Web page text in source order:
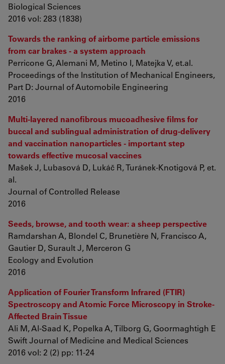
Biological Sciences
2016 vol: 283 (1838)
Towards the ranking of airborne particle emissions
from car brakes - a system approach
Perricone G, Alemani M, Metino I, Matejka V, et.al.
Proceedings of the Institution of Mechanical Engineers,
Part D: Journal of Automobile Engineering
2016
Multi-layered nanofibrous mucoadhesive films for
buccal and sublingual administration of drug-delivery
and vaccination nanoparticles - important step
towards effective mucosal vaccines
Mašek J, Lubasová D, Lukáč R, Turánek-Knotigová P, et.
al.
Journal of Controlled Release
2016
Seeds, browse, and tooth wear: a sheep perspective
Ramdarshan A, Blondel C, Brunetière N, Francisco A,
Gautier D, Surault J, Merceron G
Ecology and Evolution
2016
Application of Fourier Transform Infrared (FTIR)
Spectroscopy and Atomic Force Microscopy in Stroke-
Affected Brain Tissue
Ali M, Al-Saad K, Popelka A, Tilborg G, Goormaghtigh E
Swift Journal of Medicine and Medical Sciences
2016 vol: 2 (2) pp: 11-24